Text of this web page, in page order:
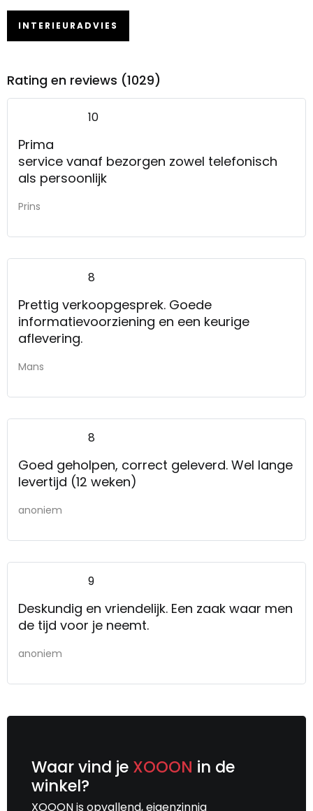
INTERIEURADVIES
Rating en reviews (1029)
10
Prima
service vanaf bezorgen zowel telefonisch
als persoonlijk
Prins
8
Prettig verkoopgesprek. Goede
informatievoorziening en een keurige
aflevering.
Mans
8
Goed geholpen, correct geleverd. Wel lange
levertijd (12 weken)
anoniem
9
Deskundig en vriendelijk. Een zaak waar men
de tijd voor je neemt.
anoniem
Waar vind je XOOON in de
winkel?
XOOON is opvallend, eigenzinnig